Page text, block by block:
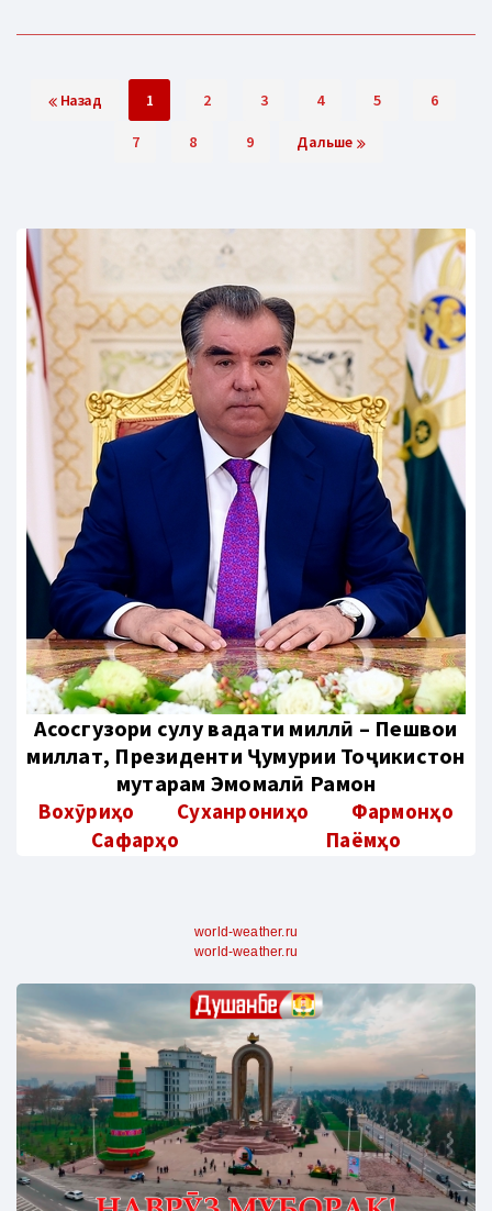
Назад 1 2 3 4 5 6
7 8 9 Дальше
Aсосгузори сулҳу ваҳдати миллӣ – Пешвои
миллат, Президенти Ҷумҳурии Тоҷикистон
муҳтарам Эмомалӣ Раҳмон
Вохӯриҳо Суханрониҳо
Фармонҳо
Сафарҳо
Паёмҳо
world-weather.ru
world-weather.ru